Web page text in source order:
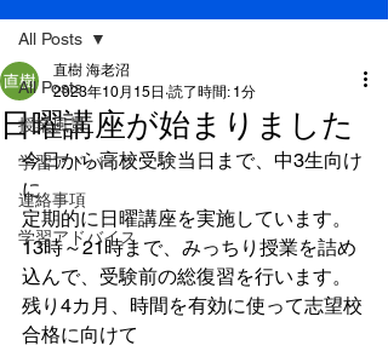
All Posts
授業風景
学習アドバイス
連絡事項
学習アドバイス
All Posts
日曜講座が始まりました
直樹 海老沼
2023年10月15日 読了時間: 1分
今日から高校受験当日まで、中3生向け
に
定期的に日曜講座を実施しています。
13時～21時まで、みっちり授業を詰め
込んで、受験前の総復習を行います。
残り4カ月、時間を有効に使って志望校
合格に向けて